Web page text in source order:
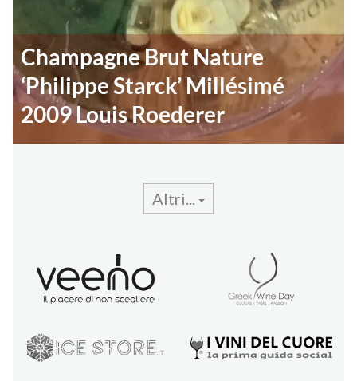
Champagne Brut Nature
‘Philippe Starck’ Millésimé
2009 Louis Roederer
Altri...